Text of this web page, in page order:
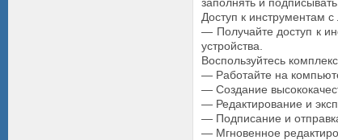
Доступ к инструментам с
— Получайте доступ к
устройства.
Воспользуйтесь
— Работайте на
— Создание
— Редактирование и
— Подписание и
— Мгновенное